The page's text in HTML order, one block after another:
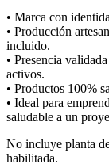
• Marca con
• Producción
incluido.
• Presencia
activos.
• Productos 100%
• Ideal para
saludable a un
No incluye planta
habilitada.